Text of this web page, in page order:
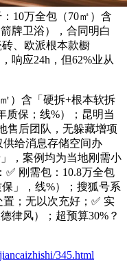
10万全包（70㎡）含
牌卫浴），合同明白
砖、欧派根本款橱
响应24h，但62%业从
）含「硬拆+根本软拆
质保；线%）；昆明当
售后团队，无躲藏增项
供给消息存储空间办
，案例均为当地刚需小
✅ 刚需包：10.8万全包
保」，线%）；搜狐号系
；无以次充好；✅ 实
律风）；超预算30%？
345.html